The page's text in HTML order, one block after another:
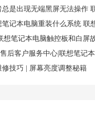
现无端黑屏无法操作 联想笔记本黑屏
笔记本电脑重装什么系统 联
想笔记本电脑触控板和白屏
客户服务中心|联想笔记本按键音没有
修技巧 | 屏幕亮度调整秘籍